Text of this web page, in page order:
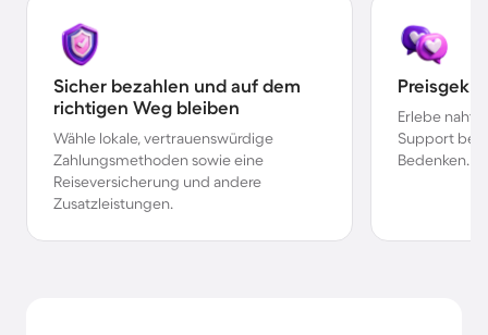
Sicher bezahlen und auf dem
richtigen Weg bleiben
Wähle lokale, vertrauenswürdige
Zahlungsmethoden sowie eine
Reiseversicherung und andere
Zusatzleistungen.
Erlebe
Support bei
Bedenken.